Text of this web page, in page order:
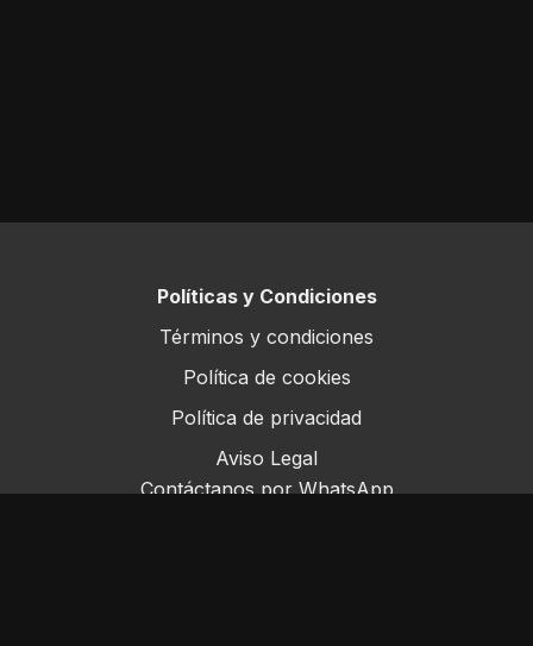
Políticas y Condiciones
Términos y condiciones
Política de cookies
Política de privacidad
Aviso Legal
Contáctanos por WhatsApp